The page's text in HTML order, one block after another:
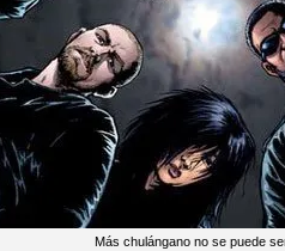
Más chulángano no se puede